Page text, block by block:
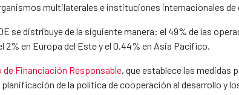
multilaterales e instituciones internacionales de
se distribuye de la siguiente manera: el 49% de las
2% en Europa del Este y el 0,44% en Asia Pacífico.
de Financiación Responsable, que establece las medidas
de la política de cooperación al desarrollo y